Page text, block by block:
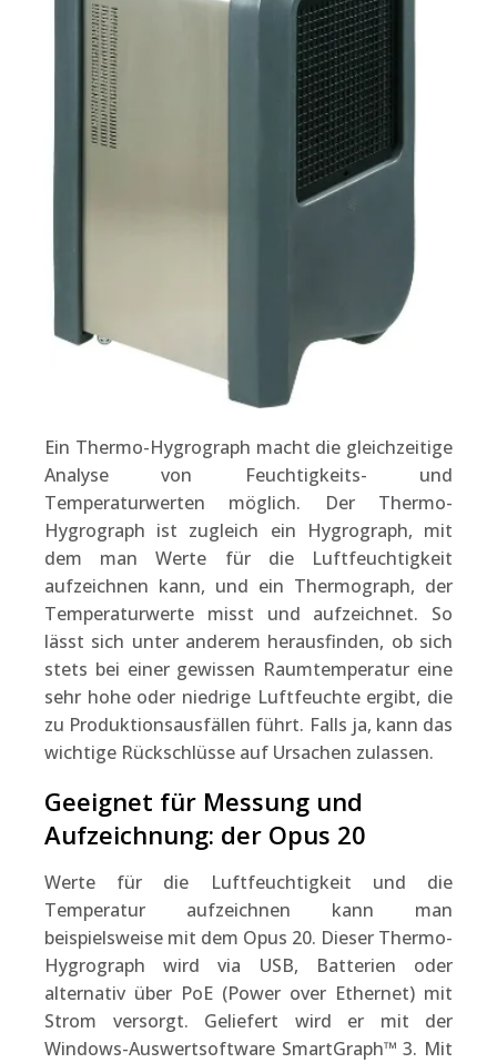
Ein Thermo-Hygrograph macht die gleichzeitige
Analyse von Feuchtigkeits- und
Temperaturwerten möglich. Der Thermo-
Hygrograph ist zugleich ein Hygrograph, mit
dem man Werte für die Luftfeuchtigkeit
aufzeichnen kann, und ein Thermograph, der
Temperaturwerte misst und aufzeichnet. So
lässt sich unter anderem herausfinden, ob sich
stets bei einer gewissen Raumtemperatur eine
sehr hohe oder niedrige Luftfeuchte ergibt, die
zu Produktionsausfällen führt. Falls ja, kann das
wichtige Rückschlüsse auf Ursachen zulassen.
Geeignet für Messung und
Aufzeichnung: der Opus 20
Werte für die Luftfeuchtigkeit und die
Temperatur aufzeichnen kann man
beispielsweise mit dem Opus 20. Dieser Thermo-
Hygrograph wird via USB, Batterien oder
alternativ über PoE (Power over Ethernet) mit
Strom versorgt. Geliefert wird er mit der
Windows-Auswertsoftware SmartGraph™ 3. Mit